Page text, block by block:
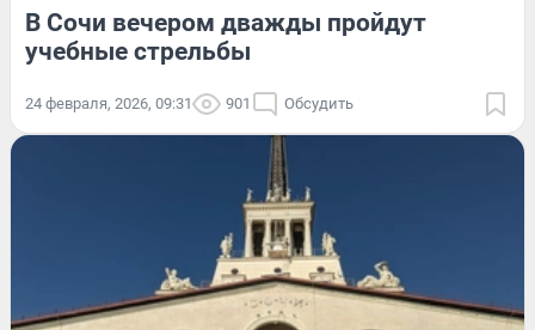
В Сочи вечером дважды пройдут
учебные стрельбы
24 февраля, 2026, 09:31 901 Обсудить